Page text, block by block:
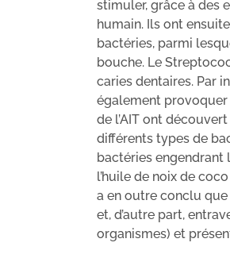
stimuler, grâce à des
humain. Ils ont
bactéries, parmi
bouche. Le
caries dentaires. Par
également provoquer
de l’AIT ont
différents types de
bactéries engendrant
l’huile de noix de
a en outre conclu
et, d’autre part,
organismes) et